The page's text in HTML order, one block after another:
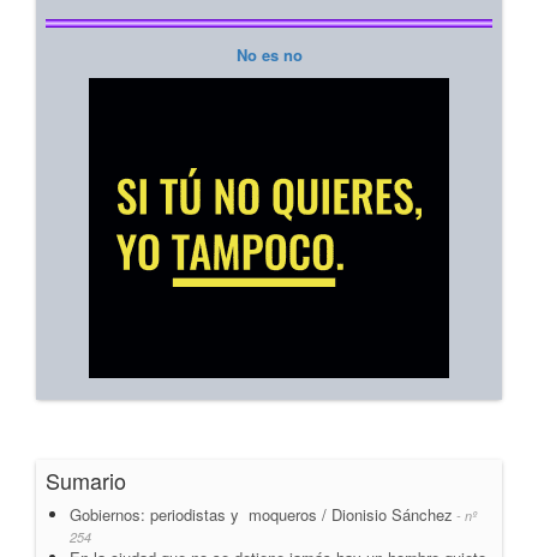
No es no
Sumario
Gobiernos: periodistas y moqueros / Dionisio Sánchez - nº
254